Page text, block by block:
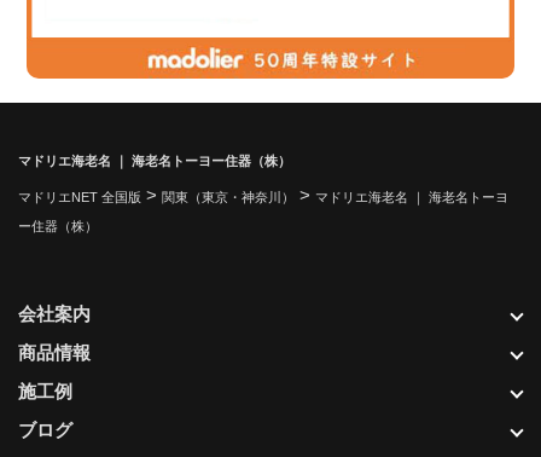
マドリエ海老名 ｜ 海老名トーヨー住器（株）
マドリエNET 全国版 > 関東（東京・神奈川） > マドリエ海老名 ｜ 海老名トーヨ
ー住器（株）
会社案内
商品情報
施工例
ブログ